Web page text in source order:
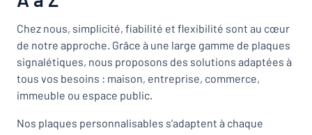
Chez nous, simplicité, fiabilité et flexibilité sont au cœur
de notre approche. Grâce à une large gamme de plaques
signalétiques, nous proposons des solutions adaptées à
tous vos besoins : maison, entreprise, commerce,
immeuble ou espace public.
Nos plaques personnalisables s’adaptent à chaque